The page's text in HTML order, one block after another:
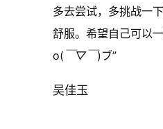
多去尝试，多挑战一
舒服。希望自己可以
o( ￣▽￣ )ブ”
吴佳玉